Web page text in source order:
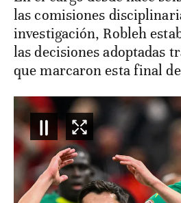
las comisiones
investigación, Robleh
las decisiones adoptadas
que marcaron esta final